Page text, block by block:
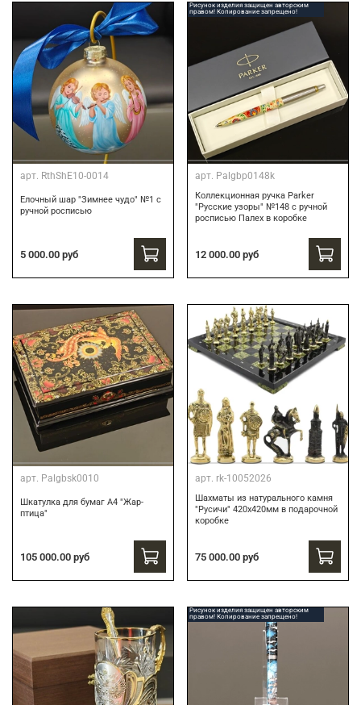
арт. RthShE10-0014
Елочный шар "Зимнее чудо" №1 с
ручной росписью
5 000.00 руб
Рисунок изделия защищен авторским
правом! Копирование запрещено!
арт. Palgbp0148k
Коллекционная ручка Parker
"Русские узоры" №148 с ручной
росписью Палех в коробке
12 000.00 руб
арт. Palgbsk0010
Шкатулка для бумаг А4 "Жар-
птица"
105 000.00 руб
арт. rk-10052026
Шахматы из натурального камня
"Русичи" 420х420мм в подарочной
коробке
75 000.00 руб
Рисунок изделия защищен авторским
правом! Копирование запрещено!